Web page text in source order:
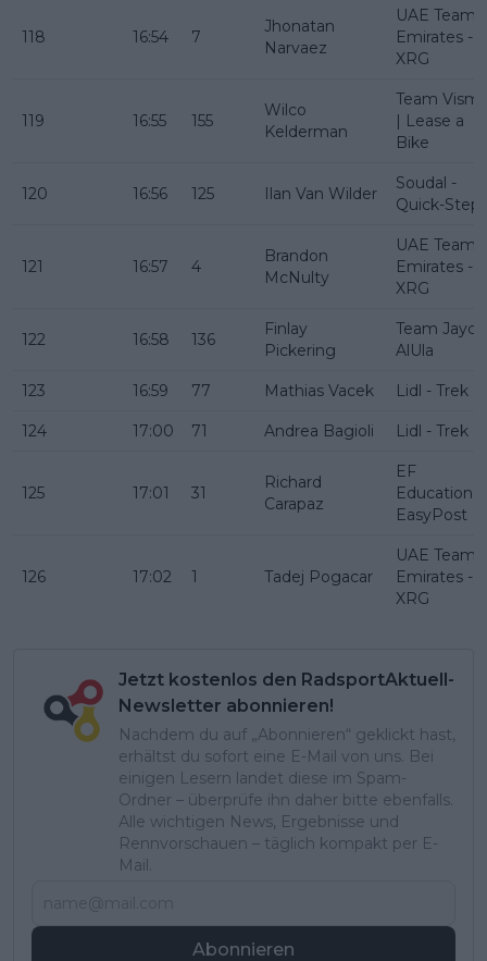
118 16:54 7
Jhonatan
Narvaez
UAE Team
Emirates -
XRG
119 16:55 155
Wilco
Kelderman
Team
| Lease a
Bike
120 16:56 125 Ilan Van Wilder
Soudal -
Quick-Step
121 16:57 4
Brandon
McNulty
UAE Team
Emirates -
XRG
122 16:58 136
Finlay
Pickering
Team Jayco
AlUla
123 16:59 77 Mathias Vacek Lidl - Trek
124 17:00 71 Andrea Bagioli Lidl - Trek
125 17:01 31
Richard
Carapaz
EF
Education -
EasyPost
126 17:02 1 Tadej Pogacar
UAE Team
Emirates -
XRG
Jetzt kostenlos den RadsportAktuell-
Newsletter abonnieren!
Nachdem du auf „Abonnieren“ geklickt hast,
erhältst du sofort eine E-Mail von uns. Bei
einigen Lesern landet diese im Spam-
Ordner – überprüfe ihn daher bitte ebenfalls.
Alle wichtigen News, Ergebnisse und
Rennvorschauen – täglich kompakt per E-
Mail.
Abonnieren